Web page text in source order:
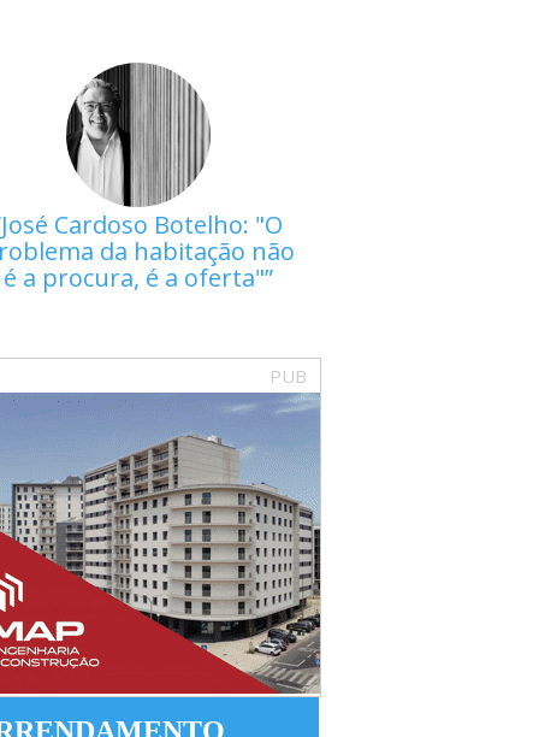
José Cardoso Botelho: "O
da habitação não
é a procura, é a oferta"
PUB